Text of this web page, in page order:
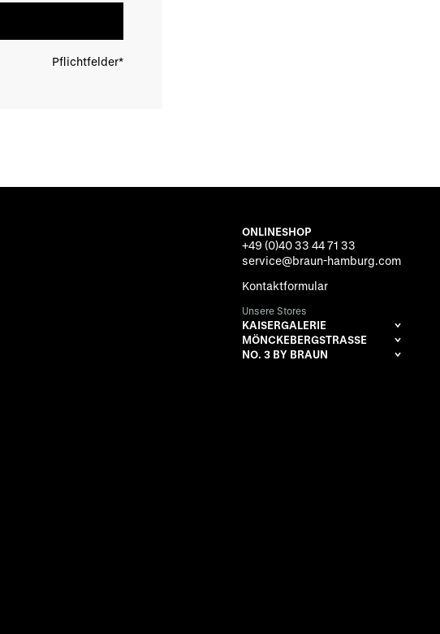
Pflichtfelder*
ONLINESHOP
+49 (0)40 33 44 71 33
service@braun-hamburg.com
Kontaktformular
Unsere Stores
KAISERGALERIE
MÖNCKEBERGSTRASSE
NO. 3 BY BRAUN